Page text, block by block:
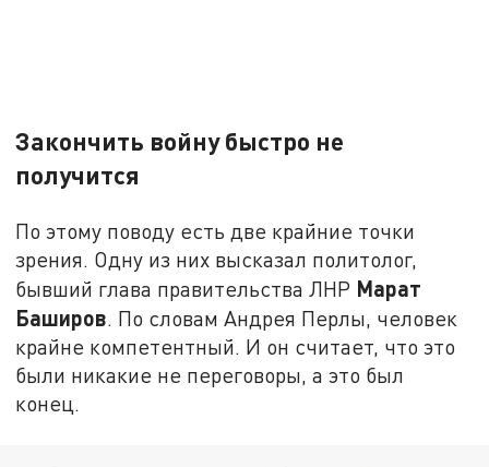
Закончить войну быстро не
получится
По этому поводу есть две крайние точки
зрения. Одну из них высказал политолог,
бывший глава правительства ЛНР Марат
Баширов. По словам Андрея Перлы, человек
крайне компетентный. И он считает, что это
были никакие не переговоры, а это был
конец.